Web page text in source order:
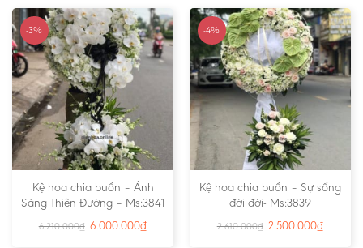
-3%
Kệ hoa chia buồn – Ánh
Sáng Thiên Đường – Ms:3841
6.210.000₫ 6.000.000₫
-4%
Kệ hoa chia buồn – Sự sống
đời đời- Ms:3839
2.610.000₫ 2.500.000₫